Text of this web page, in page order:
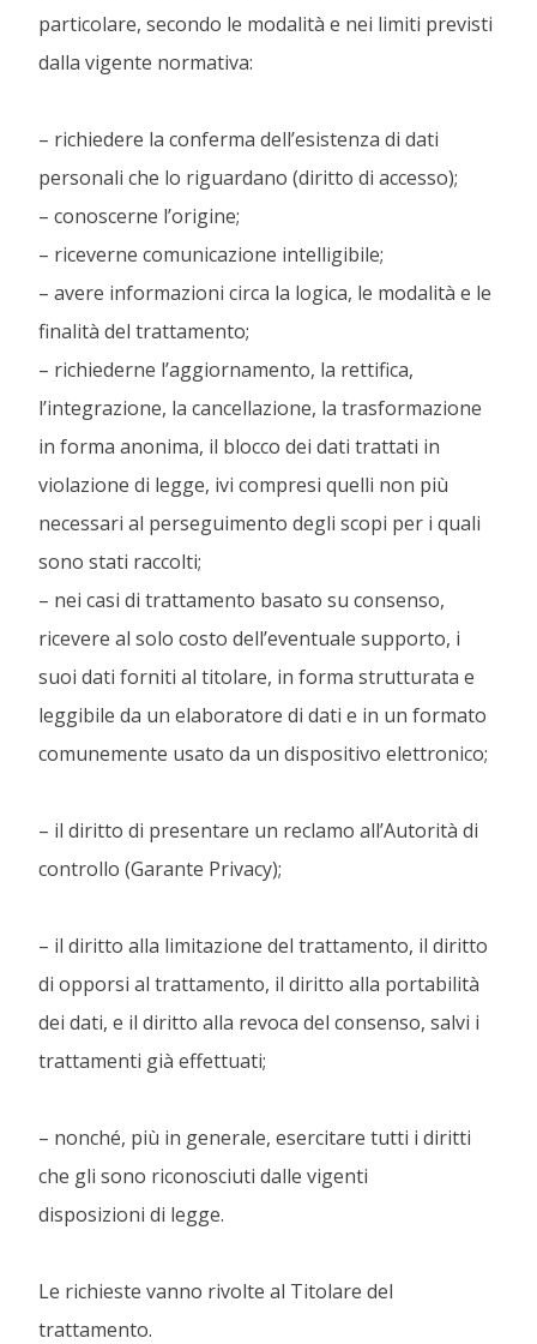
particolare, secondo le modalità e nei limiti previsti
dalla vigente normativa:
– richiedere la conferma dell’esistenza di dati
personali che lo riguardano (diritto di accesso);
– conoscerne l’origine;
– riceverne comunicazione intelligibile;
– avere informazioni circa la logica, le modalità e le
finalità del trattamento;
– richiederne l’aggiornamento, la rettifica,
l’integrazione, la cancellazione, la trasformazione
in forma anonima, il blocco dei dati trattati in
violazione di legge, ivi compresi quelli non più
necessari al perseguimento degli scopi per i quali
sono stati raccolti;
– nei casi di trattamento basato su consenso,
ricevere al solo costo dell’eventuale supporto, i
suoi dati forniti al titolare, in forma strutturata e
leggibile da un elaboratore di dati e in un formato
comunemente usato da un dispositivo elettronico;
– il diritto di presentare un reclamo all’Autorità di
controllo (Garante Privacy);
– il diritto alla limitazione del trattamento, il diritto
di opporsi al trattamento, il diritto alla portabilità
dei dati, e il diritto alla revoca del consenso, salvi i
trattamenti già effettuati;
– nonché, più in generale, esercitare tutti i diritti
che gli sono riconosciuti dalle vigenti
disposizioni di legge.
Le richieste vanno rivolte al Titolare del
trattamento.